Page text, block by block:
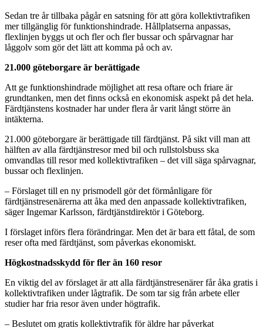
Sedan tre år tillbaka pågår en satsning för att göra kollektivtrafiken
mer tillgänglig för funktionshindrade. Hållplatserna anpassas,
flexlinjen byggs ut och fler och fler bussar och spårvagnar har
låggolv som gör det lätt att komma på och av.
21.000 göteborgare är berättigade
Att ge funktionshindrade möjlighet att resa oftare och friare är
grundtanken, men det finns också en ekonomisk aspekt på det hela.
Färdtjänstens kostnader har under flera år varit långt större än
intäkterna.
21.000 göteborgare är berättigade till färdtjänst. På sikt vill man att
hälften av alla färdtjänstresor med bil och rullstolsbuss ska
omvandlas till resor med kollektivtrafiken – det vill säga spårvagnar,
bussar och flexlinjen.
– Förslaget till en ny prismodell gör det förmånligare för
färdtjänstresenärerna att åka med den anpassade kollektivtrafiken,
säger Ingemar Karlsson, färdtjänstdirektör i Göteborg.
I förslaget införs flera förändringar. Men det är bara ett fåtal, de som
reser ofta med färdtjänst, som påverkas ekonomiskt.
Högkostnadsskydd för fler än 160 resor
En viktig del av förslaget är att alla färdtjänstresenärer får åka gratis i
kollektivtrafiken under lågtrafik. De som tar sig från arbete eller
studier har fria resor även under högtrafik.
– Beslutet om gratis kollektivtrafik för äldre har påverkat